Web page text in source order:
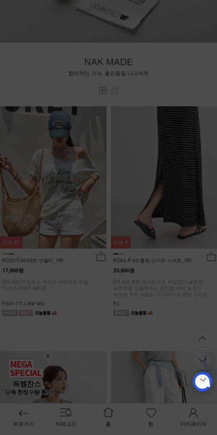
득템찬스
단독 한정수량 특가!
NAK MADE
합리적인 가격, 좋은품질 나크제작
KO52-T-26/테린 반팔티_HR
17,900원
[55~99] 여유로운 넥라인 여리핏의 반팔
티셔츠 #NAK MADE.
F(55~77),L(88~99)
리뷰 21
KO62-P-03/롤링 단가라 스커트_HR
23,900원
[55-88] 롱한 길이감으로 부담없이,슬림한
실루엣을 연출해주는 편안함 속에 숨겨진
세련된 무드 데일리 스트라이프 밴딩 스커트
#NAK MADE.
F,L
리뷰 6
뒤로가기 카테고리 홈 찜 마이페이지